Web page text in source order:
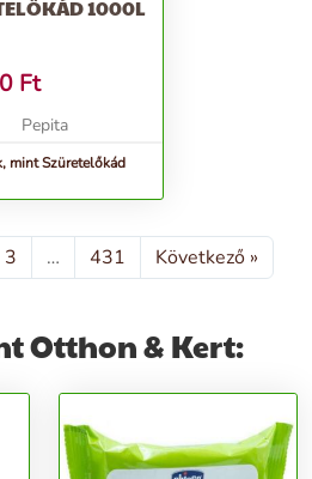
1000L
Ft
Pepita
mint Szüretelőkád
3 … 431 Következő »
Otthon & Kert: